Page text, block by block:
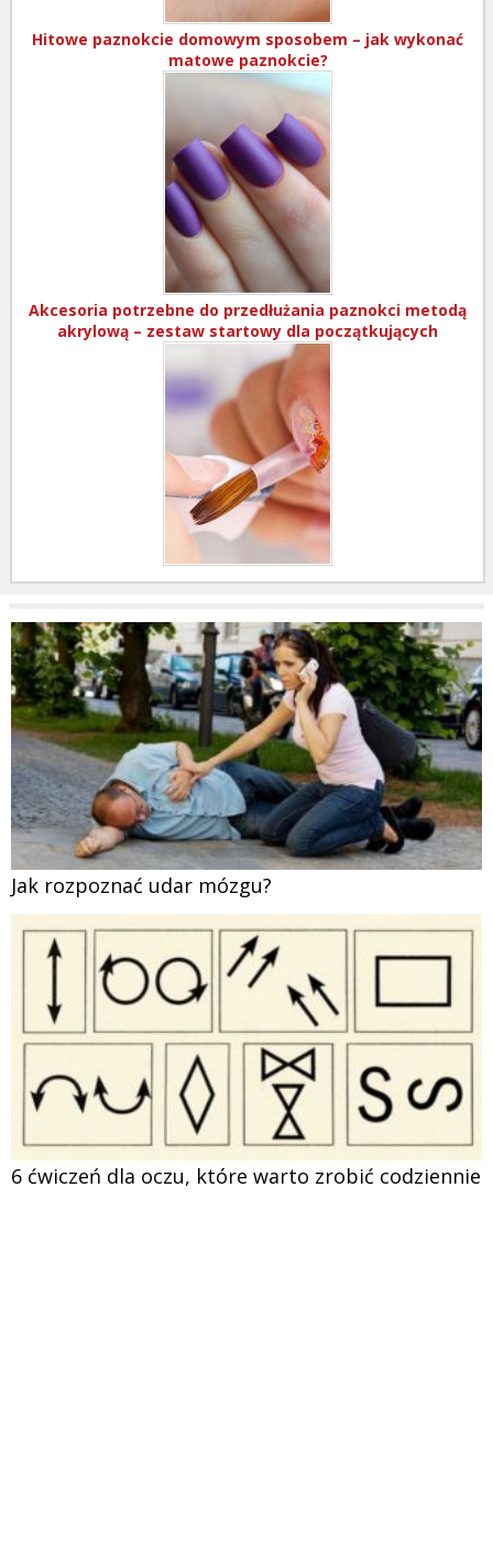
Hitowe paznokcie domowym sposobem – jak wykonać
matowe paznokcie?
Akcesoria potrzebne do przedłużania paznokci metodą
akrylową – zestaw startowy dla początkujących
Jak rozpoznać udar mózgu?
6 ćwiczeń dla oczu, które warto zrobić codziennie